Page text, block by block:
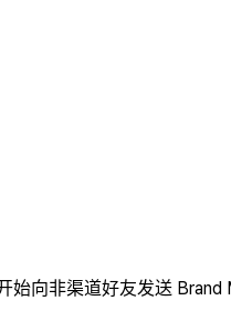
始向非渠道好友发送 Brand